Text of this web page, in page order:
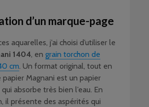
d’un marque-page
aquarelles, j’ai choisi d’utiliser le
1404, en grain torchon de
cm. Un format original, tout en
papier Magnani est un papier
absorbe très bien l’eau. En
il présente des aspérités qui